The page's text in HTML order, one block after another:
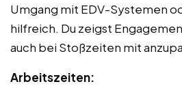
Umgang mit EDV-Systemen
hilfreich. Du zeigst
auch bei Stoßzeiten mit
Arbeitszeiten: